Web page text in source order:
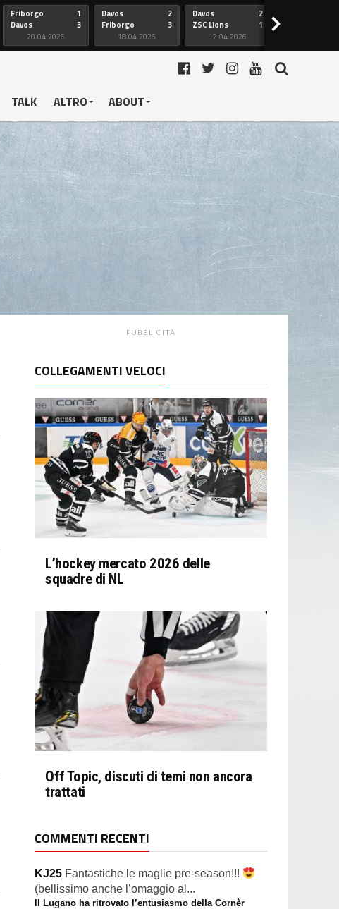
Friborgo
Davos
1
3
20.04.2026
Davos
Friborgo
2
3
18.04.2026
Davos
ZSC Lions
2
1
12.04.2026
>
TALK ALTRO ABOUT
PUBBLICITÀ
COLLEGAMENTI VELOCI
L’hockey mercato 2026 delle
squadre di NL
Off Topic, discuti di temi non ancora
trattati
COMMENTI RECENTI
KJ25 Fantastiche le maglie pre-season!!!
(bellissimo anche l’omaggio al...
Il Lugano ha ritrovato l’entusiasmo della Cornèr